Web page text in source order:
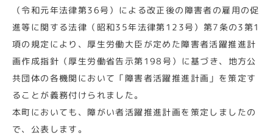
（令和元年法律第36号）による改正後の障害者の雇用の促
進等に関する法律（昭和35年法律第123号）第7条の3第1
項の規定により、厚生労働大臣が定めた障害者活躍推進計
画作成指針（厚生労働省告示第198号）に基づき、地方公
共団体の各機関において「障害者活躍推進計画」を策定す
ることが義務付けられました。
本町においても、 障がい者活躍推進計画を策定しましたの
で、公表します。